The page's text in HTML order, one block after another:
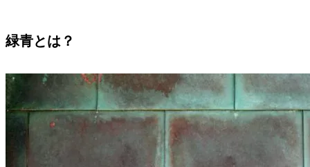
緑青とは？